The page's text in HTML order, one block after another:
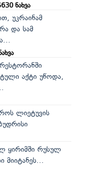
ნახვა
უკრაინამ
და სამ
აქტი უწოდა,
ლიეტუვის
ყირიმში რუსულ
მიიტანეს...